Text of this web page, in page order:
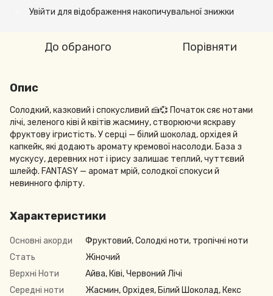
Увійти для відображення накопичувальної знижки
До обраного Порівняти
Опис
Солодкий, казковий і спокусливий 🍰💞 Початок сяє нотами
лічі, зеленого ківі й квітів жасмину, створюючи яскраву
фруктову ігристість. У серці — білий шоколад, орхідея й
капкейк, які додають аромату кремової насолоди. База з
мускусу, деревних нот і ірису залишає теплий, чуттєвий
шлейф. FANTASY — аромат мрій, солодкої спокуси й
невинного флірту.
Характеристики
Основні акорди
Фруктовий, Солодкі ноти, тропічні ноти
Стать
Жіночий
Верхні Ноти
Айва, Ківі, Червоний Лічі
Середні ноти
Жасмин, Орхідея, Білий Шоколад, Кекс